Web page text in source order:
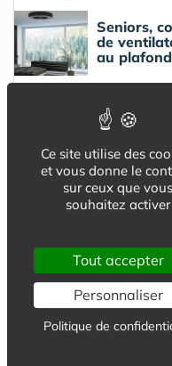
Seniors,
de
au
Serrure
logement
Agées :
du design
Une
aux salles
Ce site utilise des
et vous donne le
sur ceux que vous
souhaitez activer
Tout accepter
Personnaliser
Politique de